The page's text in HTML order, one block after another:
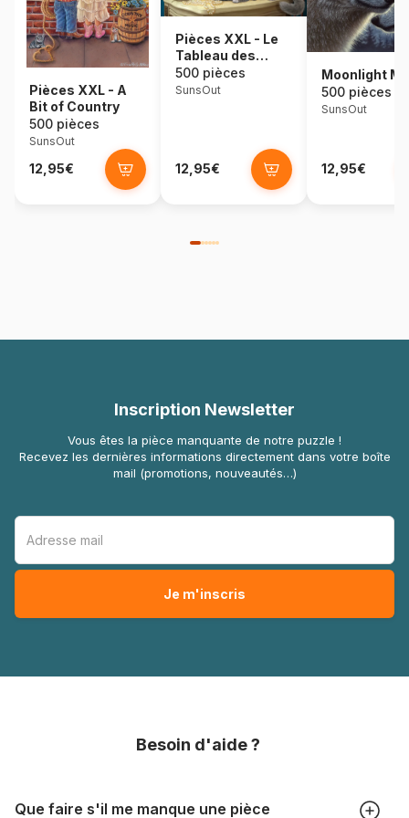
Pièces XXL - A
Bit of Country
500 pièces
SunsOut
12,95€
Pièces XXL - Le
Tableau des
Chatons
500 pièces
SunsOut
12,95€
Moonlight
500 pièces
SunsOut
12,95€
Inscription Newsletter
Vous êtes la pièce manquante de notre puzzle !
Recevez les dernières informations directement dans votre boîte
mail (promotions, nouveautés…)
Besoin d'aide ?
Que faire s'il me manque une pièce